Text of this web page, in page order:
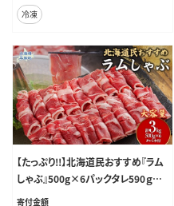
冷凍
【たっぷり!!】北海道民おすすめ『ラム
しゃぶ』500g×6パックタレ590ｇ×
1本 BRTI008
寄付金額